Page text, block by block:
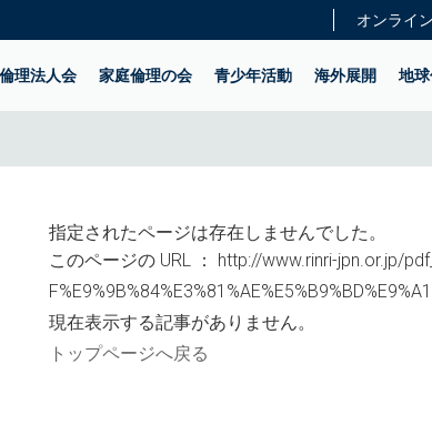
オンライ
倫理法人会 家庭倫理の会 青少年活動 海外展開 地
指定されたページは存在しませんでした。
このページの URL ： http://www.rinri-jpn.or.jp/
現在表示する記事がありません。
トップページへ戻る